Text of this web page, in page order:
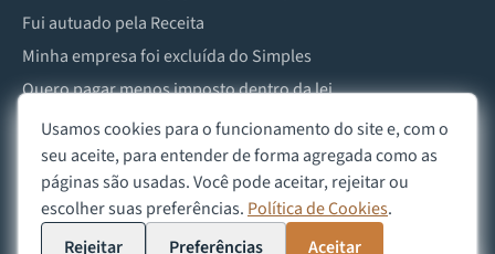
Fui autuado pela Receita
Minha empresa foi excluída do Simples
Quero pagar menos imposto dentro da lei
Preciso lidar com imposto de herança ou doação
2026Advocacia Custódio
Política de Privacidade Política de Cookies Aviso Legal
Usamos cookies para o funcionamento do site e, com o
seu aceite, para entender de forma agregada como as
páginas são usadas. Você pode aceitar, rejeitar ou
escolher suas preferências. Política de Cookies.
Rejeitar
Preferências Aceitar